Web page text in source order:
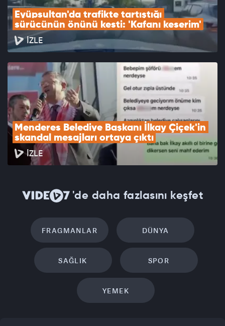
Eyüpsultan'da trafikte tartıştığı
sürücünün önünü kesti: 'Kafanı keserim'
İZLE
Menderes Belediye Başkanı İlkay Çiçek'in
skandal mesajları ortaya çıktı
İZLE
'de daha fazlasını keşfet
FRAGMANLAR DÜNYA
SAĞLIK SPOR
YEMEK